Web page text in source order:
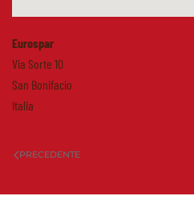
Eurospar
Via Sorte 10
San Bonifacio
Italia
PRECEDENTE